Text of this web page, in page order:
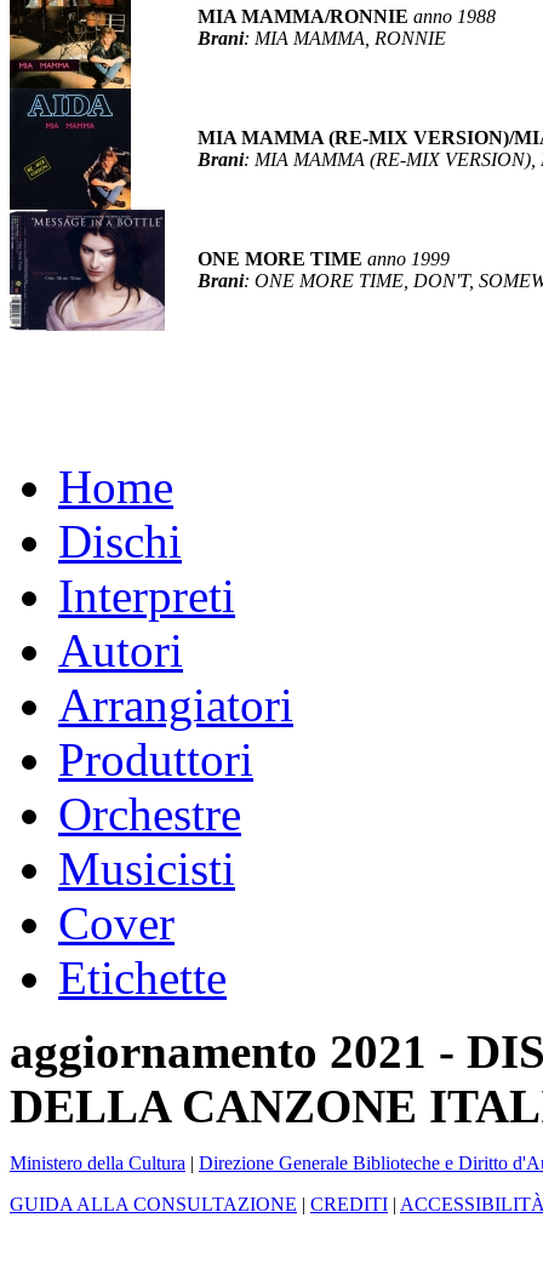
MIA MAMMA/RONNIE anno 1988
Brani: MIA MAMMA, RONNIE
MIA MAMMA (RE-MIX VERSION)/
Brani: MIA MAMMA (RE-MIX
ONE MORE TIME anno 1999
Brani: ONE MORE TIME, DON'T,
Home
Dischi
Interpreti
Autori
Arrangiatori
Produttori
Orchestre
Musicisti
Cover
Etichette
aggiornamento 2021 -
DELLA CANZONE
Ministero della Cultura | Direzione Generale Biblioteche e Diritto
GUIDA ALLA CONSULTAZIONE | CREDITI |